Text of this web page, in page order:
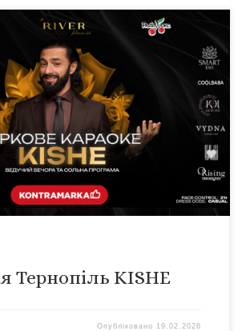
— вечір, який стане приємним
у The River Premium за підтримки
ФМ, відбудеться особлива подія —
із KISHE. Але це буде більше, ніж
де сцена стане ближчою, а
Цього вечора Андрій постане не
Тернопіль KISHE
Опубліковано 19.02.2026